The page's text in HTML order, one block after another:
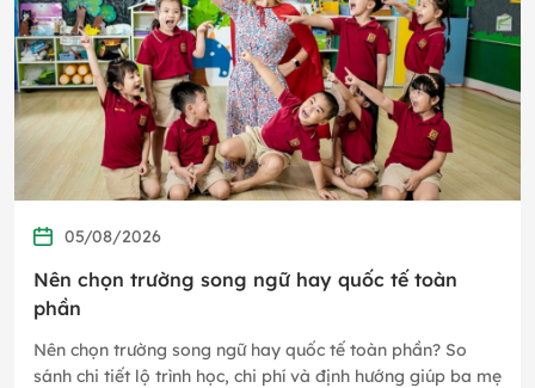
05/08/2026
Nên chọn trường song ngữ hay quốc tế toàn
phần
Nên chọn trường song ngữ hay quốc tế toàn phần? So
sánh chi tiết lộ trình học, chi phí và định hướng giúp ba mẹ